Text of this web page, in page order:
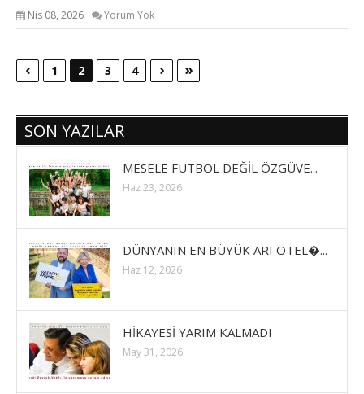
Nis 08, 2026 Yorum Yok
‹ 1 2 3 4 › »
SON YAZILAR
MESELE FUTBOL DEĞİL ÖZGÜVE...
Haz 23, 2026
DÜNYANIN EN BÜYÜK ARI OTEL�...
Haz 12, 2026
HİKAYESİ YARIM KALMADI
May 31, 2026